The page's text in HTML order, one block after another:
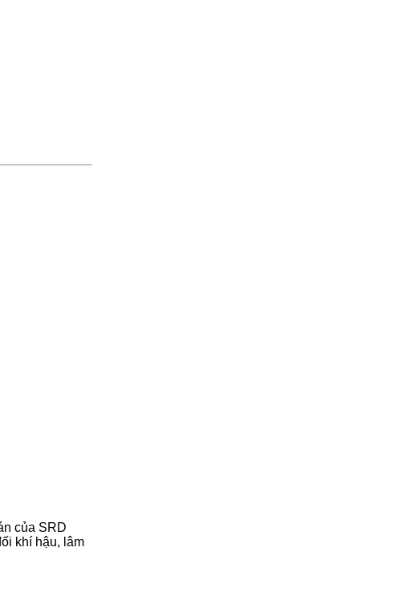
của SRD
khí hậu, lâm